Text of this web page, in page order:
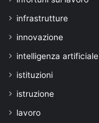
infrastrutture
innovazione
intelligenza artificiale
istituzioni
istruzione
lavoro